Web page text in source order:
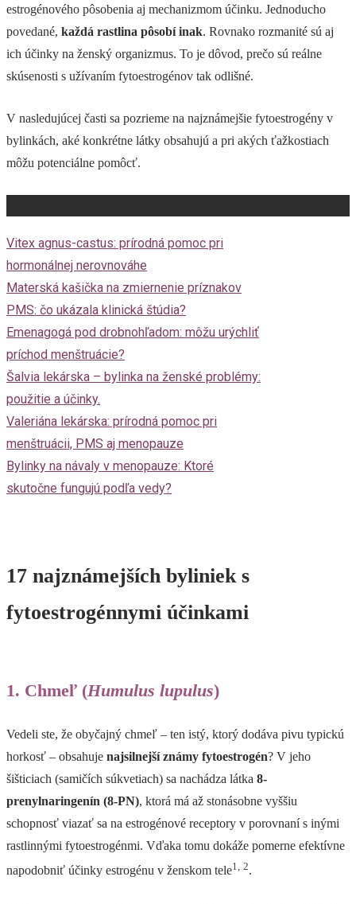
estrogénového pôsobenia aj mechanizmom účinku. Jednoducho
povedané, každá rastlina pôsobí inak. Rovnako rozmanité sú aj
ich účinky na ženský organizmus. To je dôvod, prečo sú reálne
skúsenosti s užívaním fytoestrogénov tak odlišné.
V nasledujúcej časti sa pozrieme na najznámejšie fytoestrogény v
bylinkách, aké konkrétne látky obsahujú a pri akých ťažkostiach
môžu potenciálne pomôcť.
Vitex agnus-castus: prírodná pomoc pri
hormonálnej nerovnováhe
Materská kašička na zmiernenie príznakov
PMS: čo ukázala klinická štúdia?
Emenagogá pod drobnohľadom: môžu urýchliť
príchod menštruácie?
Šalvia lekárska – bylinka na ženské problémy:
použitie a účinky.
Valeriána lekárska: prírodná pomoc pri
menštruácii, PMS aj menopauze
Bylinky na návaly v menopauze: Ktoré
skutočne fungujú podľa vedy?
17 najznámejších byliniek s
fytoestrogénnymi účinkami
1. Chmeľ (Humulus lupulus)
Vedeli ste, že obyčajný chmeľ – ten istý, ktorý dodáva pivu typickú
horkosť – obsahuje najsilnejší známy fytoestrogén? V jeho
šišticiach (samičích súkvetiach) sa nachádza látka 8-
prenylnaringenín (8-PN), ktorá má až stonásobne vyššiu
schopnosť viazať sa na estrogénové receptory v porovnaní s inými
rastlinnými fytoestrogénmi. Vďaka tomu dokáže pomerne efektívne
napodobniť účinky estrogénu v ženskom tele1 2.